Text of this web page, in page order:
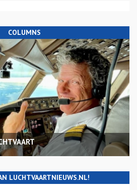
COLUMNS
LUCHTVAARTNIEUWS.NL!